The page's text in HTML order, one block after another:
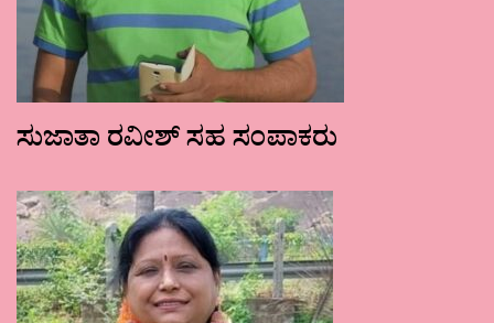
ಸುಜಾತಾ ರವೀಶ್ ಸಹ ಸಂಪಾಕರು